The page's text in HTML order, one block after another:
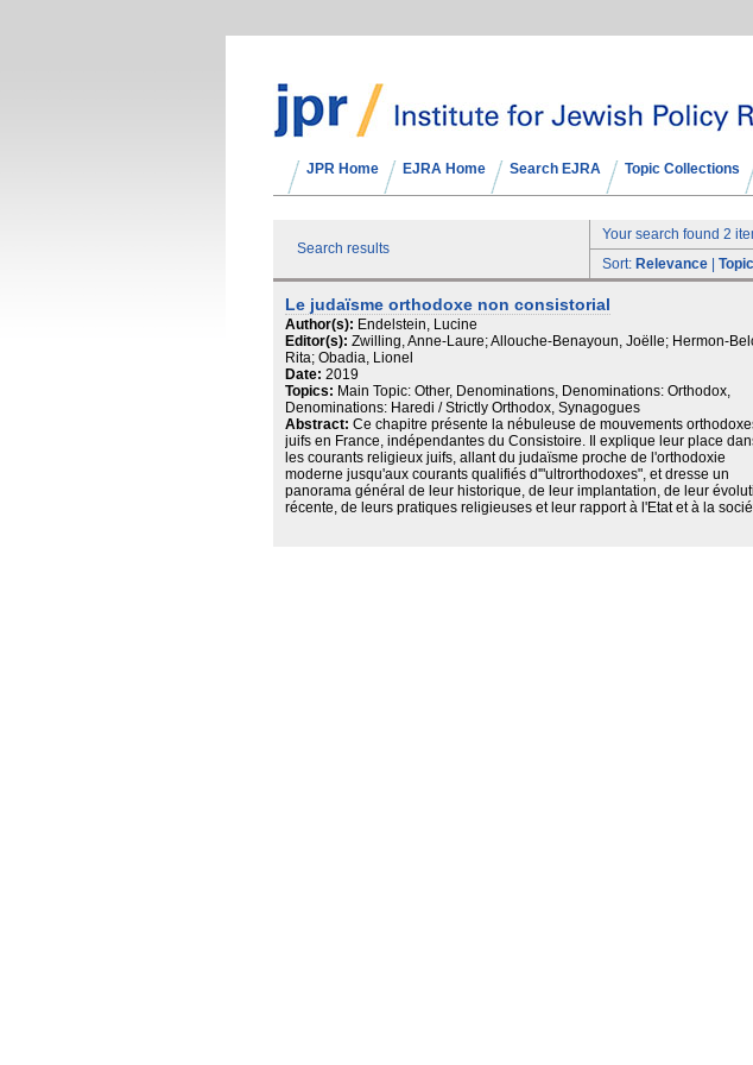
JPR Home EJRA Home Search EJRA Topic Collections
Search results
Your search found 2
Sort: Relevance
Le judaïsme orthodoxe non consistorial
Author(s): Endelstein, Lucine
Editor(s): Zwilling, Anne-Laure; Allouche-Benayoun, Joëlle; Hermon-
Rita; Obadia, Lionel
Date: 2019
Topics: Main Topic: Other, Denominations, Denominations: Orthodox,
Denominations: Haredi / Strictly Orthodox, Synagogues
Abstract: Ce chapitre présente la nébuleuse de mouvements
juifs en France, indépendantes du Consistoire. Il explique leur place
les courants religieux juifs, allant du judaïsme proche de l'orthodoxie
moderne jusqu'aux courants qualifiés d'"ultrorthodoxes", et dresse un
panorama général de leur historique, de leur implantation, de leur
récente, de leurs pratiques religieuses et leur rapport à l'Etat et à la